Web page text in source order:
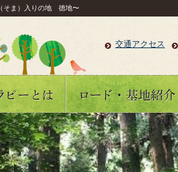
そま）入りの地 徳地〜
交通アクセス